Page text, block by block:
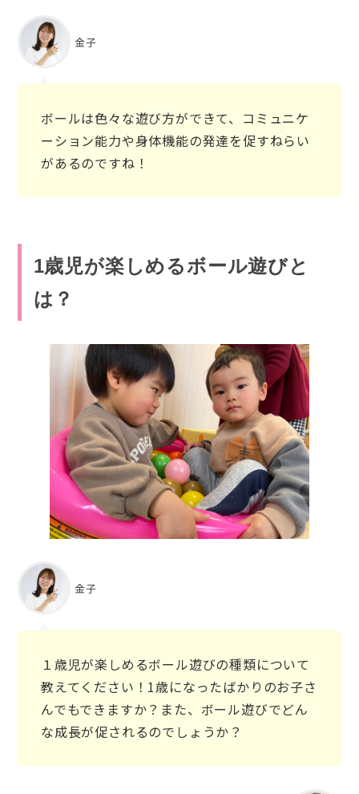
金子
ボールは色々な遊び方ができて、コミュニケ
ーション能力や身体機能の発達を促すねらい
があるのですね！
1歳児が楽しめるボール遊びと
は？
金子
１歳児が楽しめるボール遊びの種類について
教えてください！1歳になったばかりのお子さ
んでもできますか？また、ボール遊びでどん
な成長が促されるのでしょうか？